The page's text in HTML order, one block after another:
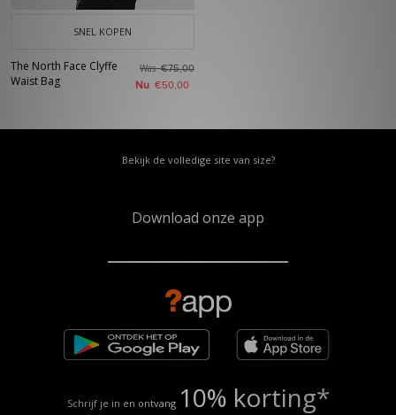
SNEL KOPEN
The North Face Clyffe
Waist Bag
Was€75,00
Nu €50,00
Bekijk de volledige site van size?
Download onze app
Schrijf je in en ontvang 10% korting*